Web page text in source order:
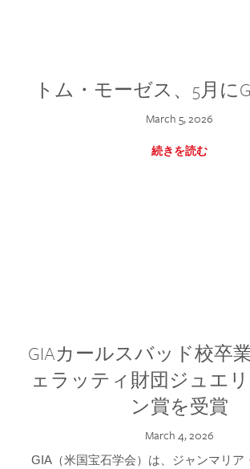
トム・モーゼス、5月に
March 5, 2026
続きを読む
GIAカールスバッド校卒
ェラッティ財団ジュエ
ン賞を受賞
March 4, 2026
GIA（米国宝石学会）は、ジャンマリア